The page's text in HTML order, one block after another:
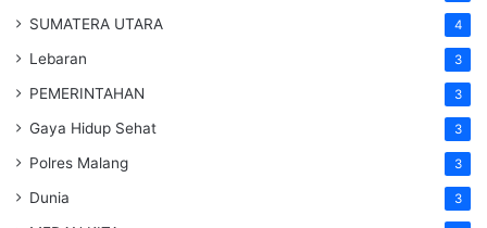
SUMATERA UTARA 4
Lebaran 3
PEMERINTAHAN 3
Gaya Hidup Sehat 3
Polres Malang 3
Dunia 3